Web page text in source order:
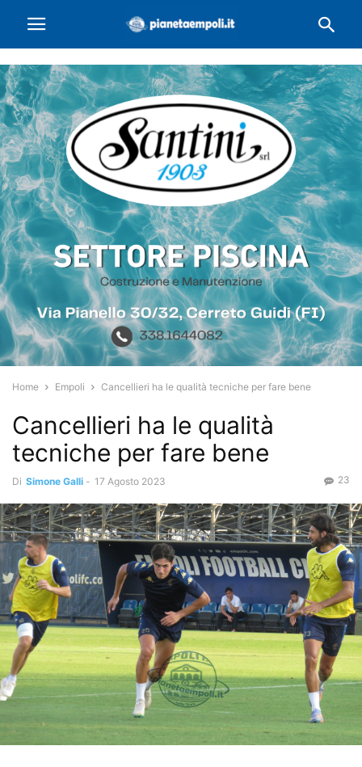
Home Empoli Cancellieri ha le qualità tecniche per fare bene
Cancellieri ha le qualità
tecniche per fare bene
Di Simone Galli - 17 Agosto 2023 23